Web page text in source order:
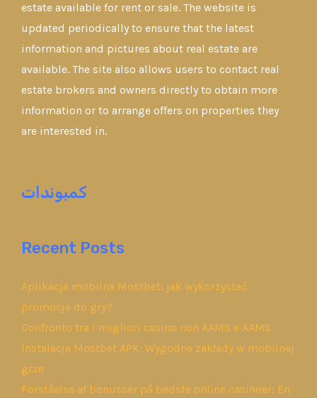
estate available for rent or sale. The website is
updated periodically to ensure that the latest
information and pictures about real estate are
available. The site also allows users to contact real
estate brokers and owners directly to obtain more
information or to arrange offers on properties they
are interested in.
كمبوندات
Recent Posts
Aplikacja mobilna Mostbet: jak wykorzystać
promocje do gry?
Confronto tra i migliori casino non AAMS e AAMS
Instalacja Mostbet APK: Wygodne zakłady w mobilnej
grze
Forståelse af bonusser på bedste online casinoer: En